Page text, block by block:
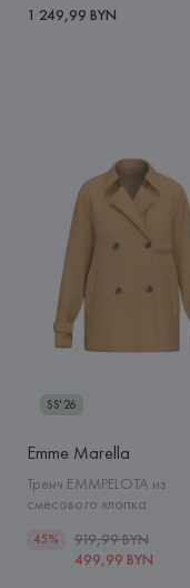
1 249,99 BYN
SS'26
Emme Marella
Тренч EMMPELOTA из
смесового хлопка
45%
919,99 BYN
499,99 BYN